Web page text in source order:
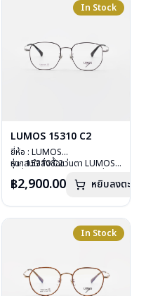
In Stock
LUMOS 15310 C2
ยี่ห้อ : LUMOS
รุ่น : 15310 C2
เลนส์ : Demo Lens
น้ำหนัก : 16 กรัม
อุปกรณ์ : กล่องแว่น , ผ้าเช็ดแว่น
หากสนใจสั่งชื้อแว่นตา LUMOS
ลงไว้กรุณาติดต่อเราคลิก
฿2,900.00 หยิบลงตะกร้า
In Stock